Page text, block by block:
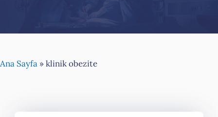
Ana Sayfa »klinik obezite